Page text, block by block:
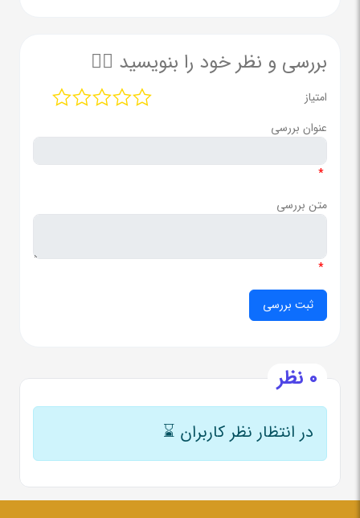
بررسی و نظر خود را بنویسید ✍🏻
امتیاز
عنوان بررسی
*
متن بررسی
*
0 نظر
در انتظار نظر کاربران ⌛